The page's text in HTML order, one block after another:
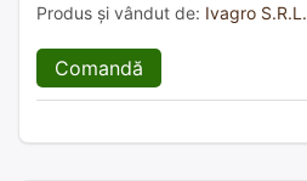
Produs și vândut de: Ivagro S.R.L.
Comandă